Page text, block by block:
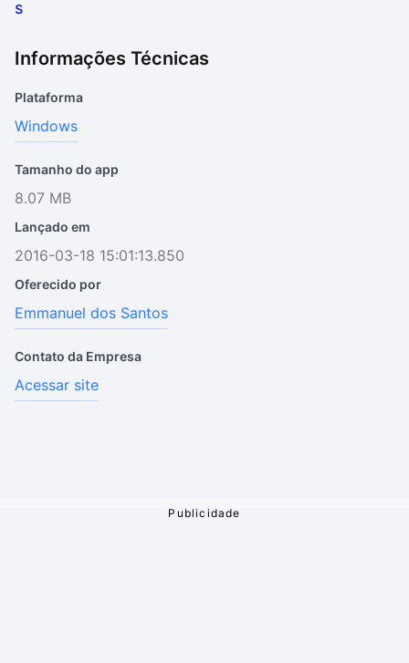
Informações Técnicas
Plataforma
Windows
Tamanho do app
8.07 MB
Lançado em
2016-03-18 15:01:13.850
Oferecido por
Emmanuel dos Santos
Contato da Empresa
Acessar site